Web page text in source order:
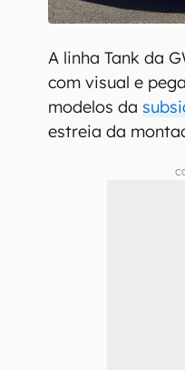
A linha Tank da
com visual e
modelos da
estreia da